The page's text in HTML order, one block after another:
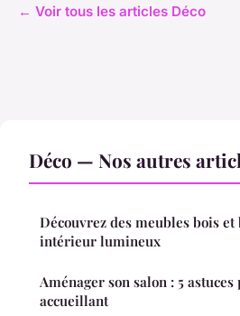
← Voir tous les articles Déco
Déco — Nos autres
Découvrez des meubles bois
intérieur lumineux
Aménager son salon : 5 astuces
accueillant